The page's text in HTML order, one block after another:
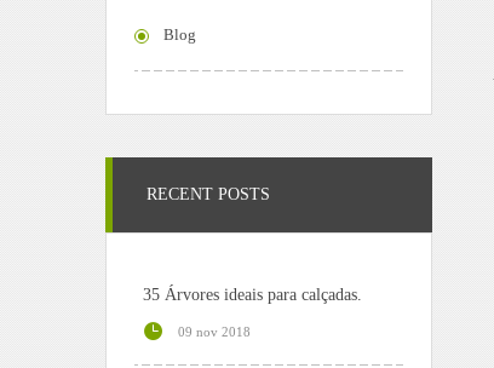
Blog
RECENT POSTS
35 Árvores ideais para calçadas.
09 nov 2018